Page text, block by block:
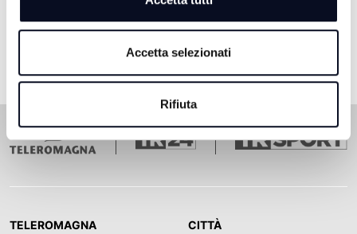
Accetta selezionati
Rifiuta
TELEROMAGNA CITTÀ